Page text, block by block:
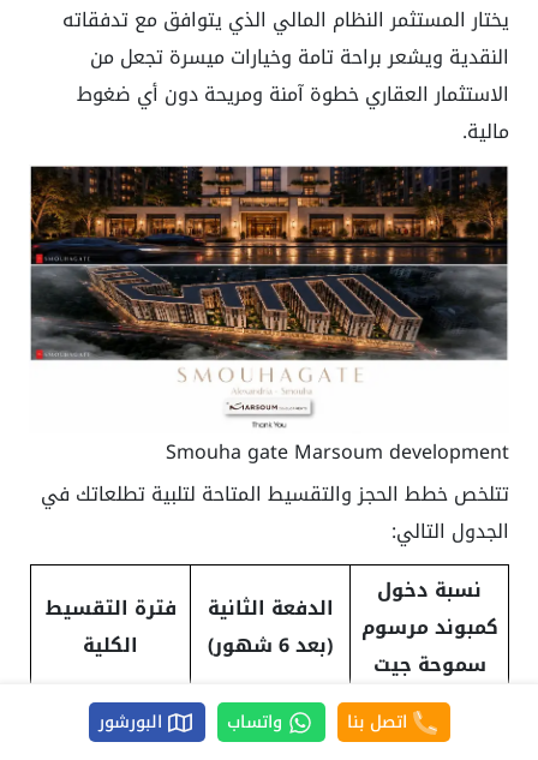
يختار المستثمر النظام المالي الذي يتوافق مع تدفقاته
النقدية ويشعر براحة تامة وخيارات ميسرة تجعل من
الاستثمار العقاري خطوة آمنة ومريحة دون أي ضغوط
مالية.
Smouha gate Marsoum development
تتلخص خطط الحجز والتقسيط المتاحة لتلبية تطلعاتك في
الجدول التالي:
نسبة دخول
كمبوند مرسوم
سموحة جيت
الدفعة الثانية
(بعد 6 شهور)
فترة التقسيط
الكلية
بدون دفعة ثانية 9 سنوات اتصل بنا واتساب البورشور